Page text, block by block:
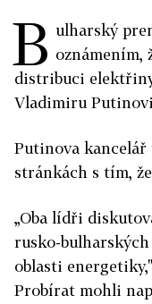
B ulharský
oznámením,
distribuci
Vladimiru
Putinova kancelář
stránkách s tím,
„Oba lídři
rusko-
oblasti
Probírat mohli